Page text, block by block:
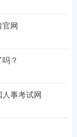
网
？
事考试网